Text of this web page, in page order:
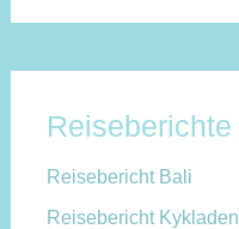
Reiseberichte
Reisebericht Bali
Reisebericht Kykladen